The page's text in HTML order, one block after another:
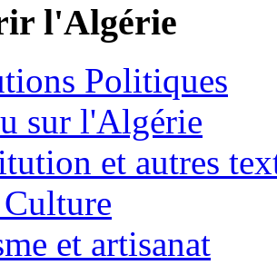
l'Algérie
Politiques
sur l'Algérie
et autres
et artisanat